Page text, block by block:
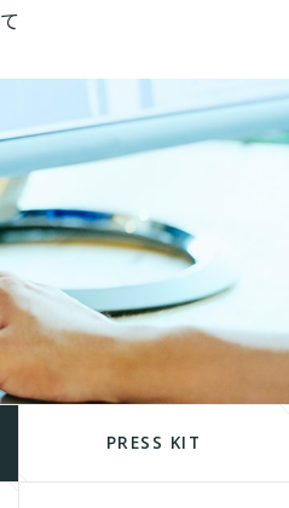
て
PRESS KIT